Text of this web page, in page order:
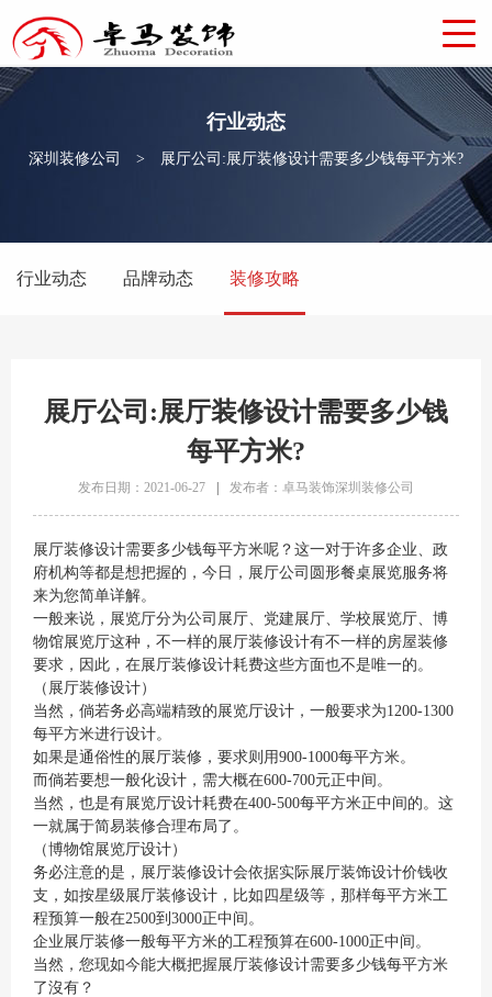
行业动态
深圳装修公司 > 展厅公司:展厅装修设计需要多少钱每平方米?
行业动态 品牌动态 装修攻略
展厅公司:展厅装修设计需要多少钱
每平方米?
发布日期：2021-06-27 发布者：卓马装饰深圳装修公司
展厅装修设计需要多少钱每平方米呢？这一对于许多企业、政
府机构等都是想把握的，今日，展厅公司圆形餐桌展览服务将
来为您简单详解。
一般来说，展览厅分为公司展厅、党建展厅、学校展览厅、博
物馆展览厅这种，不一样的展厅装修设计有不一样的房屋装修
要求，因此，在展厅装修设计耗费这些方面也不是唯一的。
（展厅装修设计）
当然，倘若务必高端精致的展览厅设计，一般要求为1200-1300
每平方米进行设计。
如果是通俗性的展厅装修，要求则用900-1000每平方米。
而倘若要想一般化设计，需大概在600-700元正中间。
当然，也是有展览厅设计耗费在400-500每平方米正中间的。这
一就属于简易装修合理布局了。
（博物馆展览厅设计）
务必注意的是，展厅装修设计会依据实际展厅装饰设计价钱收
支，如按星级展厅装修设计，比如四星级等，那样每平方米工
程预算一般在2500到3000正中间。
企业展厅装修一般每平方米的工程预算在600-1000正中间。
当然，您现如今能大概把握展厅装修设计需要多少钱每平方米
了沒有？